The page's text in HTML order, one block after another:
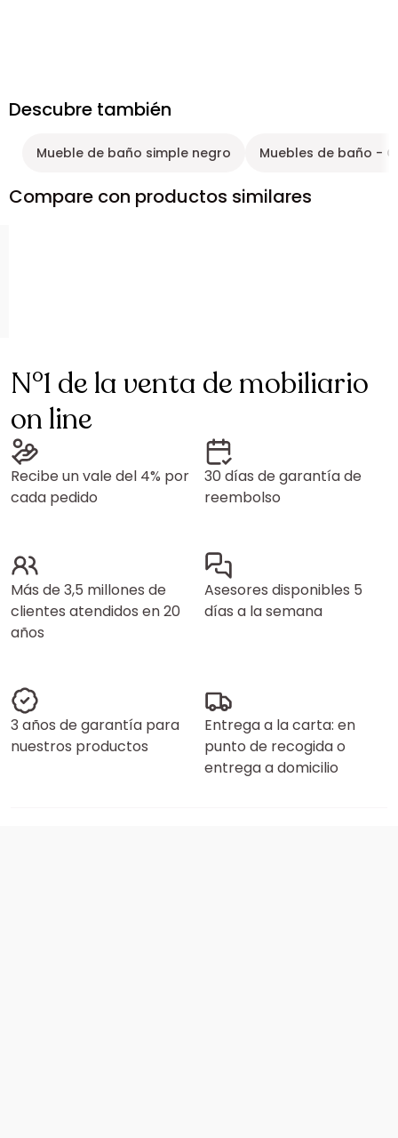
Descubre también
Mueble de baño simple negro Muebles de baño -
Compare con productos similares
N°1 de la venta de mobiliario
on line
Recibe un vale del 4% por
cada pedido
30 días de garantía de
reembolso
Más de 3,5 millones de
clientes atendidos en 20
años
Asesores disponibles 5
días a la semana
3 años de garantía para
nuestros productos
Entrega a la carta: en
punto de recogida o
entrega a domicilio